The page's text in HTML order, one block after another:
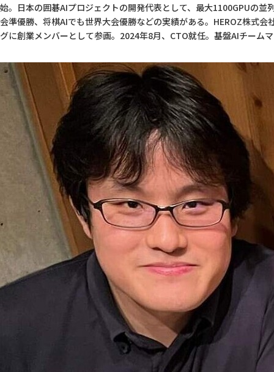
始。日本の囲碁AIプロジェクトの開発代表として、最大1100GPUの並
会準優勝、将棋AIでも世界大会優勝などの実績がある。HEROZ株式会
グに創業メンバーとして参画。2024年8月、CTO就任。基盤AIチーム